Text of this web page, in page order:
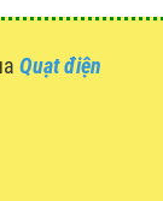
Quạt điện